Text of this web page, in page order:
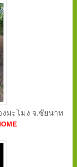
งมะโมง จ.ชัยนาท